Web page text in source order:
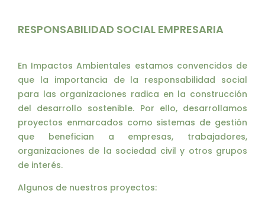
RESPONSABILIDAD SOCIAL EMPRESARIA
En Impactos Ambientales estamos convencidos de
que la importancia de la responsabilidad social
para las organizaciones radica en la construcción
del desarrollo sostenible. Por ello, desarrollamos
proyectos enmarcados como sistemas de gestión
que benefician a empresas, trabajadores,
organizaciones de la sociedad civil y otros grupos
de interés.
Algunos de nuestros proyectos: